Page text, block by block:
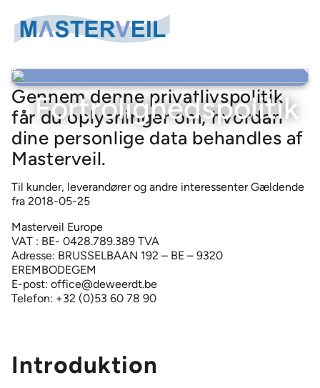
Søg
Search
for:
Lufttæppekategorier
Lufttæpper til Kølerum
Lufttæpper til Fryserum
Air curtains for large industrial doors
Lufttæpper til Indgange
Lufttæppe til lastbiler
Lufttæpper
ASE-K air curtains – External fan unit
AC 1000 lufttæpper
COMPACT 330 lufttæpper
MTC lufttæpper
Nyheder
Masterveil
Success stories
Om os
Om os
Kontakt
Fortrolighedspolitik
Gennem denne privatlivspolitik
får du oplysninger om, hvordan
dine personlige data behandles af
Masterveil.
Til kunder, leverandører og andre interessenter Gældende
fra 2018-05-25
Masterveil Europe
VAT : BE- 0428.789.389 TVA
Adresse: BRUSSELBAAN 192 – BE – 9320
EREMBODEGEM
E-post: office@deweerdt.be
Telefon: +32 (0)53 60 78 90
Introduktion